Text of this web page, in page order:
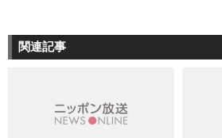
関連記事